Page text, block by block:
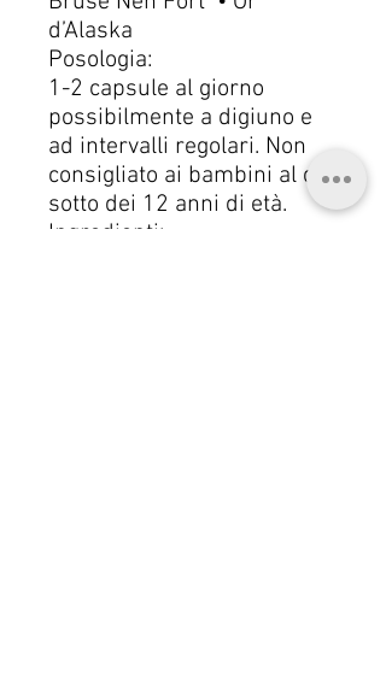
d’Alaska
Posologia:
1-2 capsule al giorno
possibilmente a digiuno e
ad intervalli regolari. Non
consigliato ai bambini al di
sotto dei 12 anni di età.
Ingredienti: